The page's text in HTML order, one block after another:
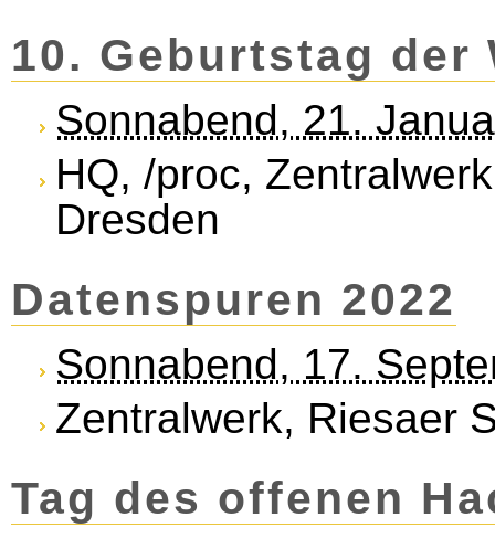
10. Geburtstag der
Sonnabend, 21.
HQ, /proc,
Dresden
Datenspuren 2022
Sonnabend, 17.
Zentralwerk, Riesaer
Tag des offenen